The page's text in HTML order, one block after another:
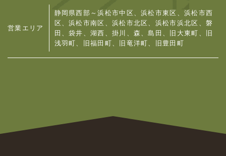
営業エリア
静岡県西部～浜松市中区、浜松市東区、浜松市西
区、浜松市南区、浜松市北区、浜松市浜北区、 磐
田、袋井、湖西、掛川、森、島田、旧大東町、旧
浅羽町、旧福田町、旧竜洋町、旧豊田町